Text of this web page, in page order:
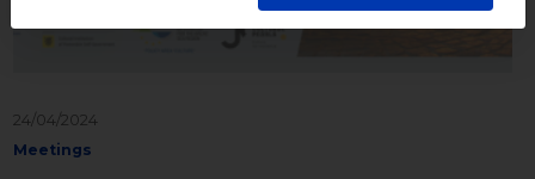
24/04/2024
Meetings